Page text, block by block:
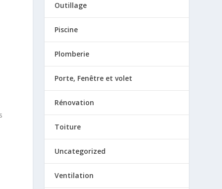
Outillage
Piscine
Plomberie
Porte, Fenêtre et volet
Rénovation
Toiture
Uncategorized
Ventilation